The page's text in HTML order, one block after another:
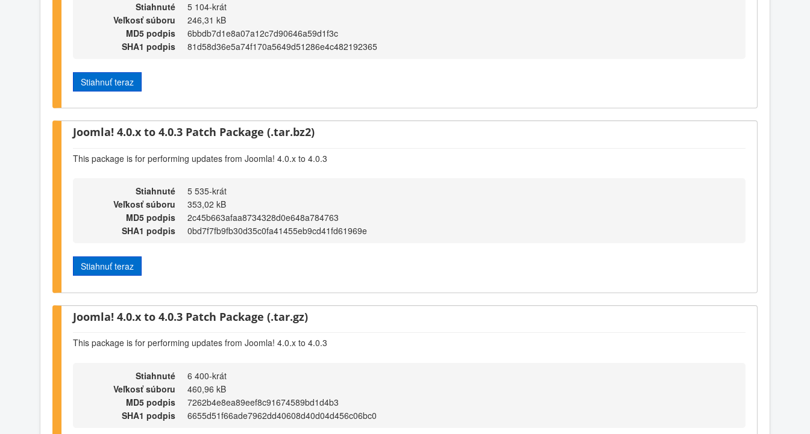
Stiahnuté
5 104-krát
Veľkosť súboru
246,31 kB
MD5 podpis
6bbdb7d1e8a07a12c7d90646a59d1f3c
SHA1 podpis
81d58d36e5a74f170a5649d51286e4c482192365
Stiahnuť teraz
Joomla! 4.0.x to 4.0.3 Patch Package (.tar.bz2)
This package is for performing updates from Joomla! 4.0.x to 4.0.3
Stiahnuté
5 535-krát
Veľkosť súboru
353,02 kB
MD5 podpis
2c45b663afaa8734328d0e648a784763
SHA1 podpis
0bd7f7fb9fb30d35c0fa41455eb9cd41fd61969e
Stiahnuť teraz
Joomla! 4.0.x to 4.0.3 Patch Package (.tar.gz)
This package is for performing updates from Joomla! 4.0.x to 4.0.3
Stiahnuté
6 400-krát
Veľkosť súboru
460,96 kB
MD5 podpis
7262b4e8ea89eef8c91674589bd1d4b3
SHA1 podpis
6655d51f66ade7962dd40608d40d04d456c06bc0